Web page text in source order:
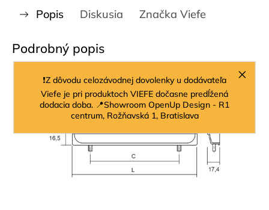
❗Z dôvodu celozávodnej dovolenky u dodávateľa
Viefe je pri produktoch VIEFE dočasne predĺžená
dodacia doba. 📍Showroom OpenUp Design - R1
centrum, Rožňavská 1, Bratislava
Popis Diskusia Značka Viefe
Podrobný popis